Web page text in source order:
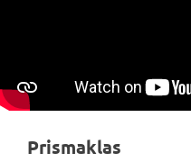
Prismaklas